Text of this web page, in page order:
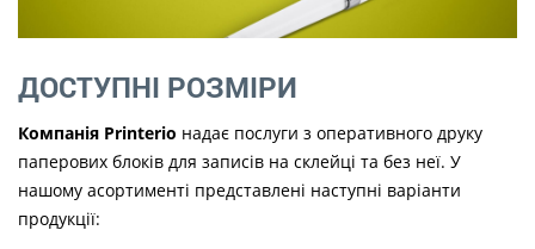
ДОСТУПНІ РОЗМІРИ
Компанія Printerio надає послуги з оперативного друку
паперових блоків для записів на склейці та без неї. У
нашому асортименті представлені наступні варіанти
продукції: